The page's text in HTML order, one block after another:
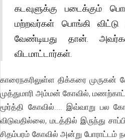
கடவுளுக்கு படைக்கும்
மற்றவர்கள் பொங்கி
வேண்டியது தான்.
விடமாட்டார்கள்.
காரைநகரிலுள்ள திக்கரை முருகன்
முத்துமாரி அம்மன் கோவில்,
மூர்த்தி கோவில்.... இவ்வாறு பல
விடுவதில்லை, மடத்தில் இருந்து
சிதம்பரம் கோவில் அன்று போராட்டம்